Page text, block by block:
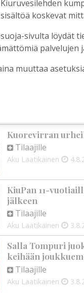
Golftapahtuma
Kuorevirran
Tilaajille
Aku Laatikainen
KiuPan 11-
jälkeen
Tilaajille
Aku Laatikainen
Salla Tompuri
keihään
Tilaajille
Aku Laatikainen
Kiuruvesilehden
sisältöä koskevat
sivulta löydät
palvelujen
muuttaa